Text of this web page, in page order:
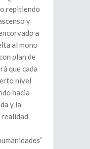
repitiendo
y
a
al mono
plan de
que cada
nivel
hacia
y la
realidad